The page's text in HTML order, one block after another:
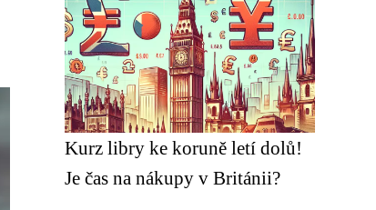
Kurz libry ke koruně letí dolů!
Je čas na nákupy v Británii?